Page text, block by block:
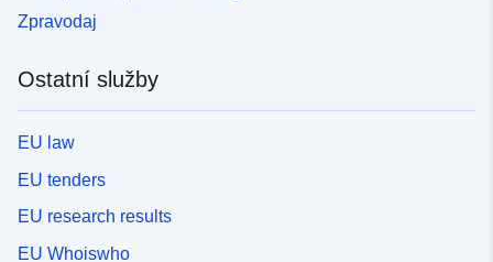
Zpravodaj
Ostatní služby
EU law
EU tenders
EU research results
EU Whoiswho